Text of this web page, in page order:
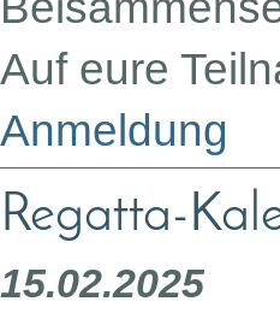
Auf eure
Anmeldung
Regatta-
15.02.2025